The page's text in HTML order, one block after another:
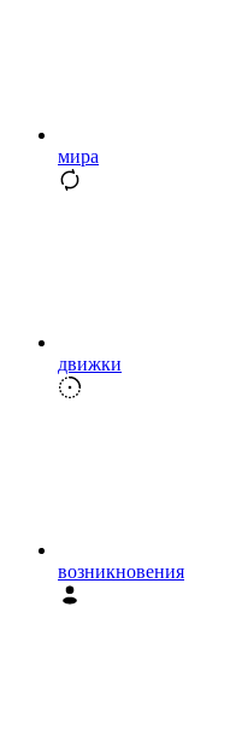
мира
движки
возникновения